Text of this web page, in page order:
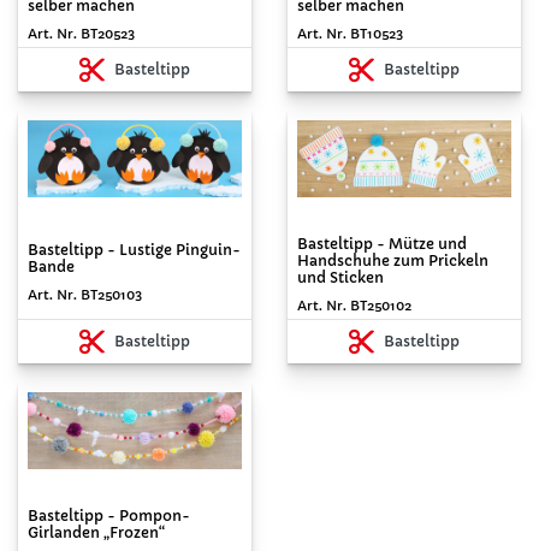
selber machen
Art. Nr. BT20523
Basteltipp
selber machen
Art. Nr. BT10523
Basteltipp
Basteltipp - Lustige Pinguin-
Bande
Art. Nr. BT250103
Basteltipp
Basteltipp - Mütze und
Handschuhe zum Prickeln
und Sticken
Art. Nr. BT250102
Basteltipp
Basteltipp - Pompon-
Girlanden „Frozen“